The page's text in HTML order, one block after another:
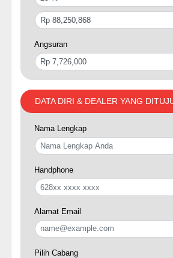
Angsuran
DATA DIRI & DEALER YANG
Nama Lengkap
Handphone
Alamat Email
Pilih Cabang